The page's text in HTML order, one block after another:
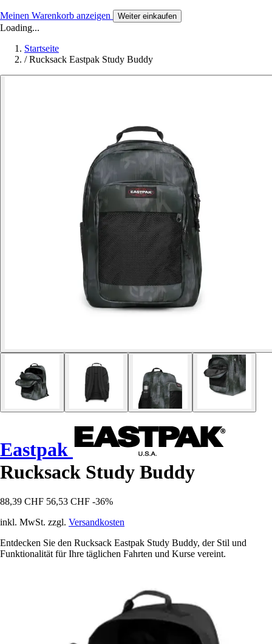
Meinen Warenkorb anzeigen Weiter einkaufen
Loading...
Startseite
/ Rucksack Eastpak Study Buddy
Eastpak
Rucksack Study Buddy
88,39 CHF 56,53 CHF -36%
inkl. MwSt. zzgl. Versandkosten
Entdecken Sie den Rucksack Eastpak Study Buddy, der Stil und
Funktionalität für Ihre täglichen Fahrten und Kurse vereint.